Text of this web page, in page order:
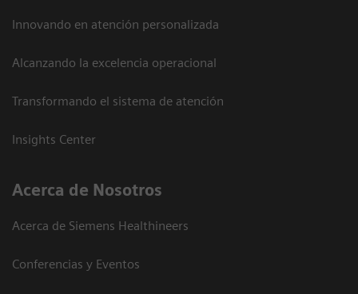
Innovando en atención personalizada
Alcanzando la excelencia operacional
Transformando el sistema de atención
Insights Center
Acerca de Nosotros
Acerca de Siemens Healthineers
Conferencias y Eventos